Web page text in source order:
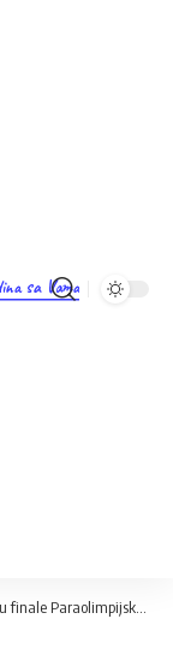
sa Vama
Paraolimpijskih igara